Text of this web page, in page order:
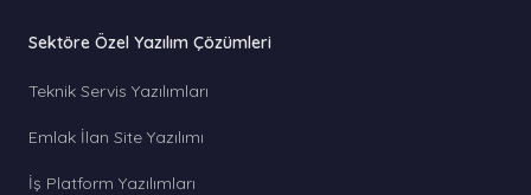
Sektöre Özel Yazılım Çözümleri
Teknik Servis Yazılımları
Emlak İlan Site Yazılımı
İş Platform Yazılımları